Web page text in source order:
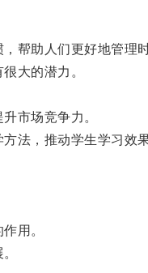
助人们更好地管理时
大的潜力。
市场竞争力。
法，推动学生学习效果
用。